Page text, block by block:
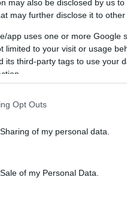
may also be disclosed by us
may further disclose it to other
app uses one or more Google
limited to your visit or usage
its third-party tags to use your
Opt Outs
of my personal data.
of my Personal Data.
esszenciát, a zsigeri
talán éppen
visszük
az elemet akkor is
Nyilas ) ezt a
hogy a Hold jegyet
az emlékeit
Az anyai minőséget is a
vár a gyermekei